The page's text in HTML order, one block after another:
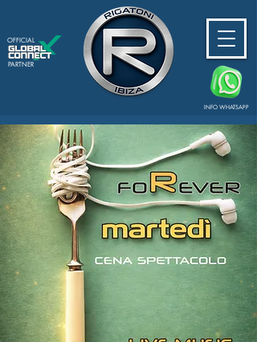
PARTNER
OFFICIAL
INFO WHATSAPP